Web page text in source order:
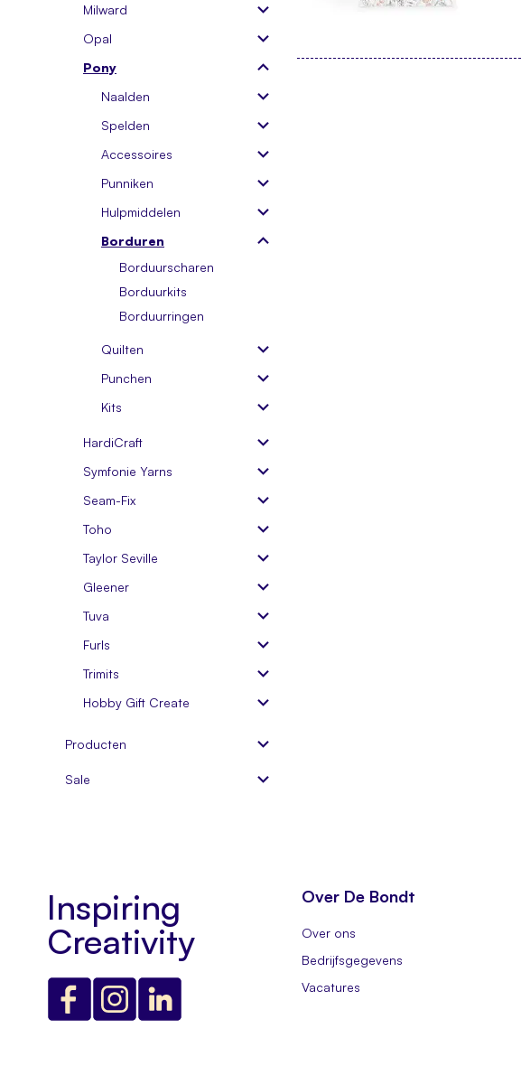
Milward
Opal
Pony
Naalden
Spelden
Accessoires
Punniken
Hulpmiddelen
Borduren
Borduurscharen
Borduurkits
Borduurringen
Quilten
Punchen
Kits
HardiCraft
Symfonie Yarns
Seam-Fix
Toho
Taylor Seville
Gleener
Tuva
Furls
Trimits
Hobby Gift Create
Producten
Sale
Inspiring
Creativity
Over De Bondt
Over ons
Bedrijfsgegevens
Vacatures